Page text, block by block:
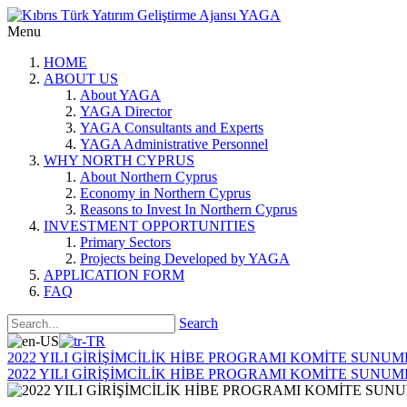
Menu
HOME
ABOUT US
About YAGA
YAGA Director
YAGA Consultants and Experts
YAGA Administrative Personnel
WHY NORTH CYPRUS
About Northern Cyprus
Economy in Northern Cyprus
Reasons to Invest In Northern Cyprus
INVESTMENT OPPORTUNITIES
Primary Sectors
Projects being Developed by YAGA
APPLICATION FORM
FAQ
Search
2022 YILI GİRİŞİMCİLİK HİBE PROGRAMI KOMİTE
2022 YILI GİRİŞİMCİLİK HİBE PROGRAMI KOMİTE